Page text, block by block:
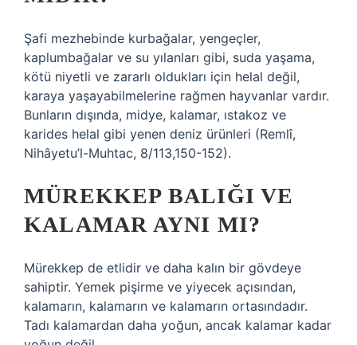
Şafi mezhebinde kurbağalar, yengeçler,
kaplumbağalar ve su yılanları gibi, suda yaşama,
kötü niyetli ve zararlı oldukları için helal değil,
karaya yaşayabilmelerine rağmen hayvanlar vardır.
Bunların dışında, midye, kalamar, ıstakoz ve
karides helal gibi yenen deniz ürünleri (Remlî,
Nihâyetu’l-Muhtac, 8/113,150-152).
MÜREKKEP BALIĞI VE
KALAMAR AYNI MI?
Mürekkep de etlidir ve daha kalın bir gövdeye
sahiptir. Yemek pişirme ve yiyecek açısından,
kalamarın, kalamarın ve kalamarın ortasındadır.
Tadı kalamardan daha yoğun, ancak kalamar kadar